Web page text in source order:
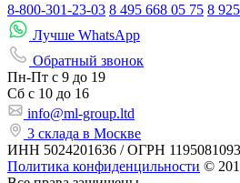
8-800-301-23-03 8 495 668 05 75 8
Лучше WhatsApp
Обратный звонок
Пн-Пт с 9 до 19
Сб с 10 до 16
info@ml-group.ltd
3 склада в Москве
ИНН 5024201636 / ОГРН
Политика конфиденцильности ©